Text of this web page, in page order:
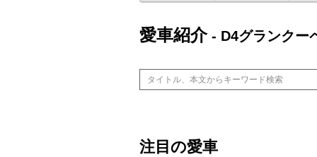
愛車紹介- D4グランクー
注目の愛車